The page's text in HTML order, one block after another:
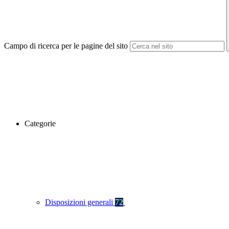
Campo di ricerca per le pagine del sito
Categorie
Disposizioni generali 72